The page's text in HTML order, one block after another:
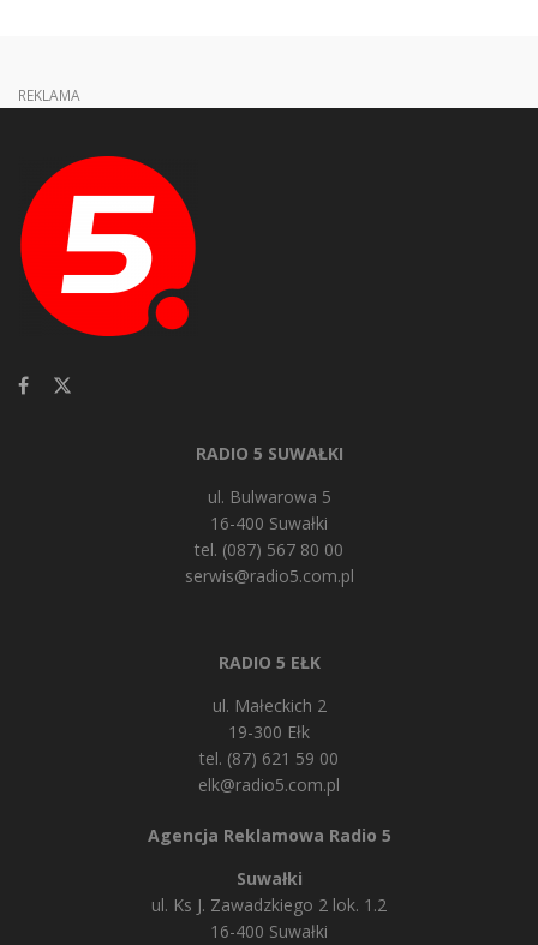
REKLAMA
RADIO 5 SUWAŁKI
ul. Bulwarowa 5
16-400 Suwałki
tel. (087) 567 80 00
serwis@radio5.com.pl
RADIO 5 EŁK
ul. Małeckich 2
19-300 Ełk
tel. (87) 621 59 00
elk@radio5.com.pl
Agencja Reklamowa Radio 5
Suwałki
ul. Ks J. Zawadzkiego 2 lok. 1.2
16-400 Suwałki